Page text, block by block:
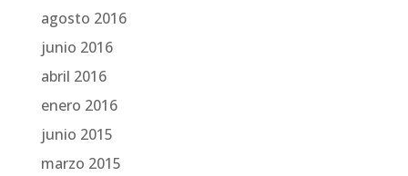
agosto 2016
junio 2016
abril 2016
enero 2016
junio 2015
marzo 2015